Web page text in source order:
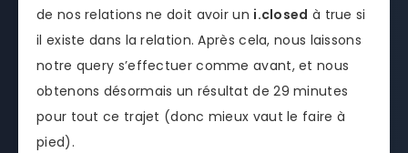
de nos relations ne doit avoir un i.closed à true si
il existe dans la relation. Après cela, nous laissons
notre query s’effectuer comme avant, et nous
obtenons désormais un résultat de 29 minutes
pour tout ce trajet (donc mieux vaut le faire à
pied).